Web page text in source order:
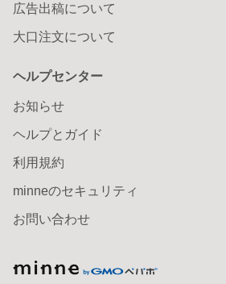
広告出稿について
大口注文について
ヘルプセンター
お知らせ
ヘルプとガイド
利用規約
minneのセキュリティ
お問い合わせ